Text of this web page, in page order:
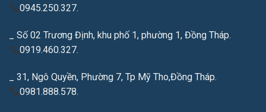
0945.250.327.
_ Số 02 Trương Định, khu phố 1, phường 1, Đồng Tháp.
0919.460.327.
_ 31, Ngô Quyền, Phường 7, Tp Mỹ Tho,Đồng Tháp.
0981.888.578.